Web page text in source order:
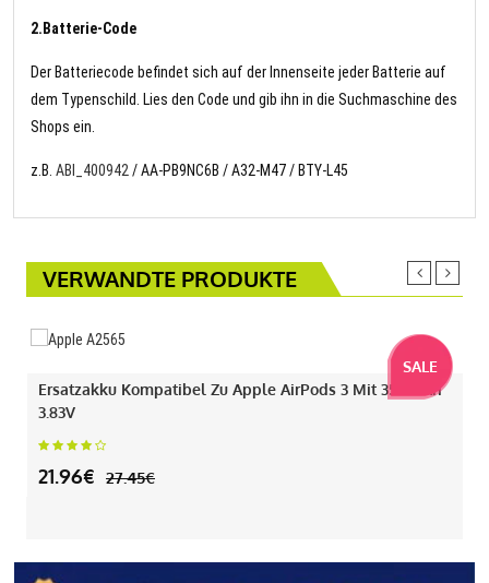
2.Batterie-Code
Der Batteriecode befindet sich auf der Innenseite jeder Batterie auf
dem Typenschild. Lies den Code und gib ihn in die Suchmaschine des
Shops ein.
z.B. ABI_400942 / AA-PB9NC6B / A32-M47 / BTY-L45
VERWANDTE PRODUKTE
SALE
Ersatzakku Kompatibel Zu Apple AirPods 3 Mit 35.3mAh
3.83V
21.96€ 27.45€